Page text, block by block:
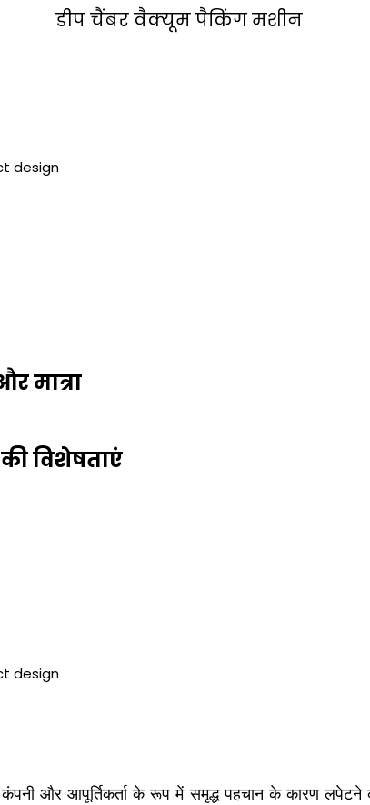
डीप चैंबर वैक्यूम पैकिंग मशीन
design
मात्रा
विशेषताएं
design
कंपनी और आपूर्तिकर्ता के रूप में समृद्ध पहचान के कारण लपेटने